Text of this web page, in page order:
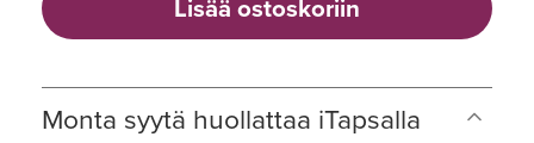
Lisää ostoskoriin
Monta syytä huollattaa iTapsalla